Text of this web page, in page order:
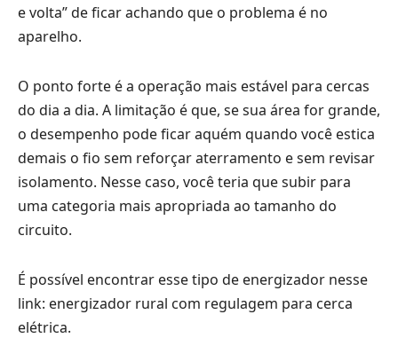
e volta” de ficar achando que o problema é no
aparelho.
O ponto forte é a operação mais estável para cercas
do dia a dia. A limitação é que, se sua área for grande,
o desempenho pode ficar aquém quando você estica
demais o fio sem reforçar aterramento e sem revisar
isolamento. Nesse caso, você teria que subir para
uma categoria mais apropriada ao tamanho do
circuito.
É possível encontrar esse tipo de energizador nesse
link: energizador rural com regulagem para cerca
elétrica.